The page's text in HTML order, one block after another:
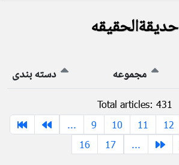
حدیقةالحقیقه
مجموعه دسته بندی
Total articles: 431
...
9 10 11 12
16
17 ...